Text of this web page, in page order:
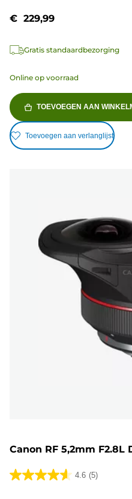
€ 229,99
Gratis standaardbezorging
Online op voorraad
TOEVOEGEN AAN
Toevoegen aan verlanglijst
Canon RF 5,2mm F2.8L
4.6 (5)
4.6